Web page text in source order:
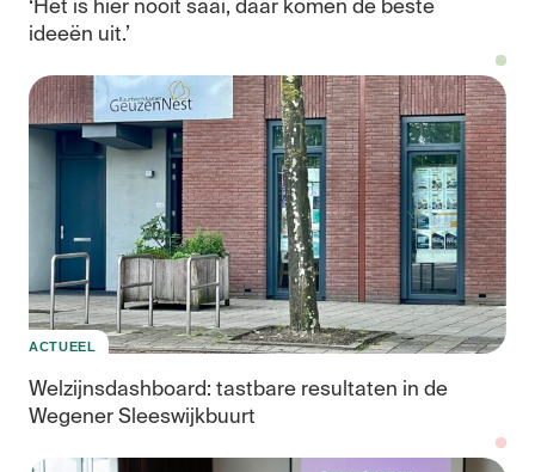
‘Het is hier nooit saai, daar komen de beste
ideeën uit.’
en
ACTUEEL
Welzijnsdashboard: tastbare resultaten in de
Wegener Sleeswijkbuurt